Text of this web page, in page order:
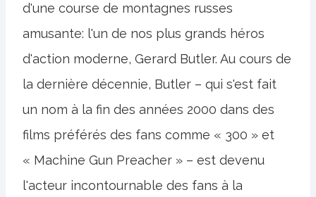
d'une course de montagnes russes
amusante: l'un de nos plus grands héros
d'action moderne, Gerard Butler. Au cours de
la dernière décennie, Butler – qui s'est fait
un nom à la fin des années 2000 dans des
films préférés des fans comme « 300 » et
« Machine Gun Preacher » – est devenu
l'acteur incontournable des fans à la